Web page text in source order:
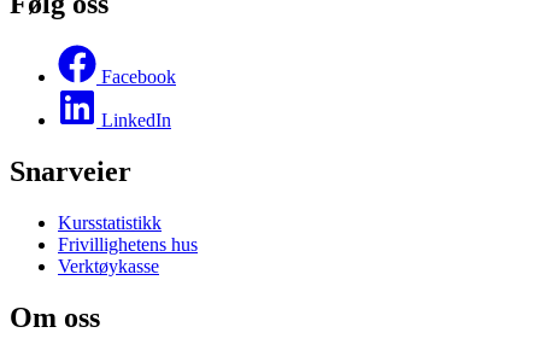
Facebook
LinkedIn
Snarveier
Kursstatistikk
Frivillighetens hus
Verktøykasse
Om oss